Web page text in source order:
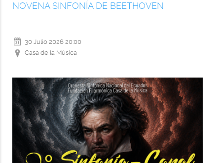
NOVENA SINFONÍA DE BEETHOVEN
30 Julio 2026 20:00
Casa de la Música